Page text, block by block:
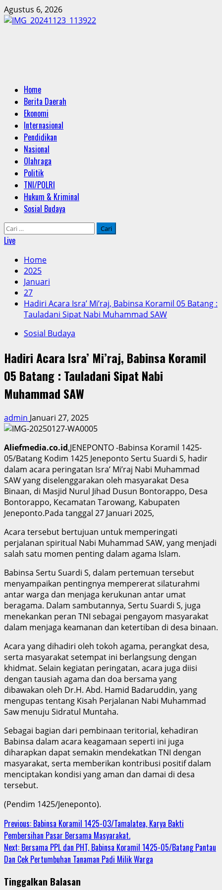
Skip
to
Agustus 6, 2026
Primary
Menu
Home
Berita Daerah
Ekonomi
Internasional
Pendidikan
Nasional
Olahraga
Politik
TNI/POLRI
Hukum & Kriminal
Sosial Budaya
Cari
untuk:
Live
Home
2025
Januari
27
Hadiri Acara Isra’ Mi’raj, Babinsa Koramil 05 Batang :
Tauladani Sipat Nabi Muhammad SAW
Sosial Budaya
Hadiri Acara Isra’ Mi’raj, Babinsa Koramil
05 Batang : Tauladani Sipat Nabi
Muhammad SAW
admin Januari 27, 2025
Aliefmedia.co.id,JENEPONTO -Babinsa Koramil 1425-
05/Batang Kodim 1425 Jeneponto Sertu Suardi S, hadir
dalam acara peringatan Isra’ Mi’raj Nabi Muhammad
SAW yang diselenggarakan oleh masyarakat Desa
Binaan, di Masjid Nurul Jihad Dusun Bontorappo, Desa
Bontorappo, Kecamatan Tarowang, Kabupaten
Jeneponto.Pada tanggal 27 Januari 2025,
Acara tersebut bertujuan untuk memperingati
perjalanan spiritual Nabi Muhammad SAW, yang menjadi
salah satu momen penting dalam agama Islam.
Babinsa Sertu Suardi S, dalam pertemuan tersebut
menyampaikan pentingnya mempererat silaturahmi
antar warga dan menjaga kerukunan antar umat
beragama. Dalam sambutannya, Sertu Suardi S, juga
menekankan peran TNI sebagai pengayom masyarakat
dalam menjaga keamanan dan ketertiban di desa binaan.
Acara yang dihadiri oleh tokoh agama, perangkat desa,
serta masyarakat setempat ini berlangsung dengan
khidmat. Selain kegiatan peringatan, acara juga diisi
dengan tausiah agama dan doa bersama yang
dibawakan oleh Dr.H. Abd. Hamid Badaruddin, yang
mengupas tentang Kisah Perjalanan Nabi Muhammad
Saw menuju Sidratul Muntaha.
Sebagai bagian dari pembinaan teritorial, kehadiran
Babinsa dalam acara keagamaan seperti ini juga
diharapkan dapat semakin mendekatkan TNI dengan
masyarakat, serta memberikan kontribusi positif dalam
menciptakan kondisi yang aman dan damai di desa
tersebut.
(Pendim 1425/Jeneponto).
Continue
Reading
Previous: Babinsa Koramil 1425-03/Tamalatea, Karya Bakti
Pembersihan Pasar Bersama Masyarakat.
Next: Bersama PPL dan PHT, Babinsa Koramil 1425-05/Batang Pantau
Dan Cek Pertumbuhan Tanaman Padi Milik Warga
Tinggalkan Balasan